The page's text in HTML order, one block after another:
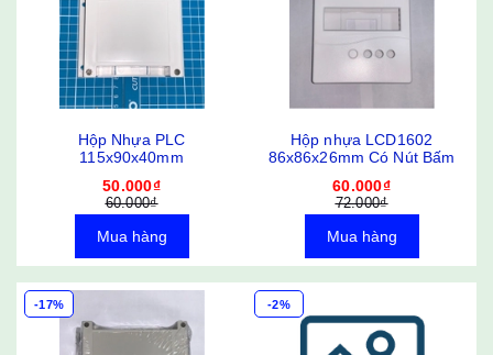
Hộp Nhựa PLC
115x90x40mm
50.000₫
60.000₫
Mua hàng
Hộp nhựa LCD1602
86x86x26mm Có Nút Bấm
60.000₫
72.000₫
Mua hàng
-17% -2%